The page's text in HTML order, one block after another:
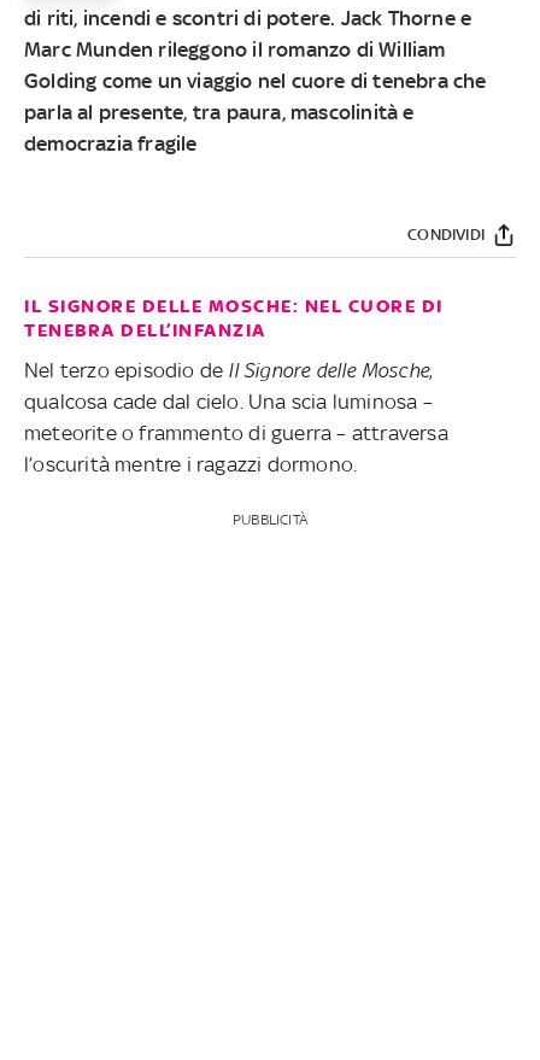
di riti, incendi e scontri di potere. Jack Thorne e
Marc Munden rileggono il romanzo di William
Golding come un viaggio nel cuore di tenebra che
parla al presente, tra paura, mascolinità e
democrazia fragile
CONDIVIDI
IL SIGNORE DELLE MOSCHE: NEL CUORE DI
TENEBRA DELL’INFANZIA
Nel terzo episodio de Il Signore delle Mosche,
qualcosa cade dal cielo. Una scia luminosa –
meteorite o frammento di guerra – attraversa
l’oscurità mentre i ragazzi dormono.
PUBBLICITÀ